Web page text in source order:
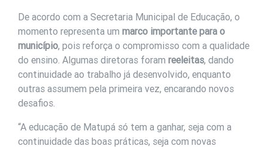
De acordo com a Secretaria Municipal de Educação, o
momento representa um marco importante para o
município, pois reforça o compromisso com a qualidade
do ensino. Algumas diretoras foram reeleitas, dando
continuidade ao trabalho já desenvolvido, enquanto
outras assumem pela primeira vez, encarando novos
desafios.
“A educação de Matupá só tem a ganhar, seja com a
continuidade das boas práticas, seja com novas